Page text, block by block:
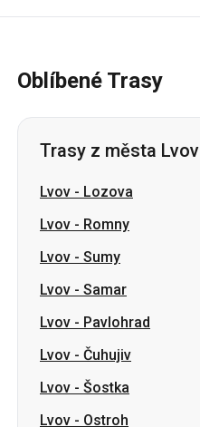
Oblíbené Trasy
Trasy z města Lvov
Lvov - Lozova
Lvov - Romny
Lvov - Sumy
Lvov - Samar
Lvov - Pavlohrad
Lvov - Čuhujiv
Lvov - Šostka
Lvov - Ostroh